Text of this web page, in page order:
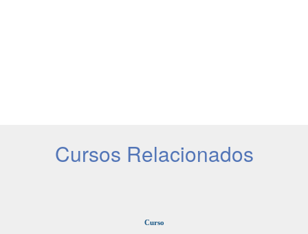
Cursos Relacionados
Curso